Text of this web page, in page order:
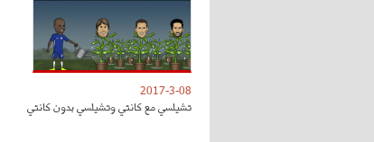
2017-3-08
تشيلسي مع كانتي وتشيلسي بدون كانتي